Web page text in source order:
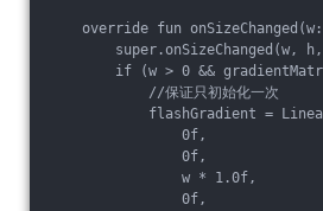
override fun
super.onSizeChanged(w,
if (w > 0 &&
            //保证只初始化一次
flashGradient =
                0f,
                0f,
                w * 1.0f,
                0f,